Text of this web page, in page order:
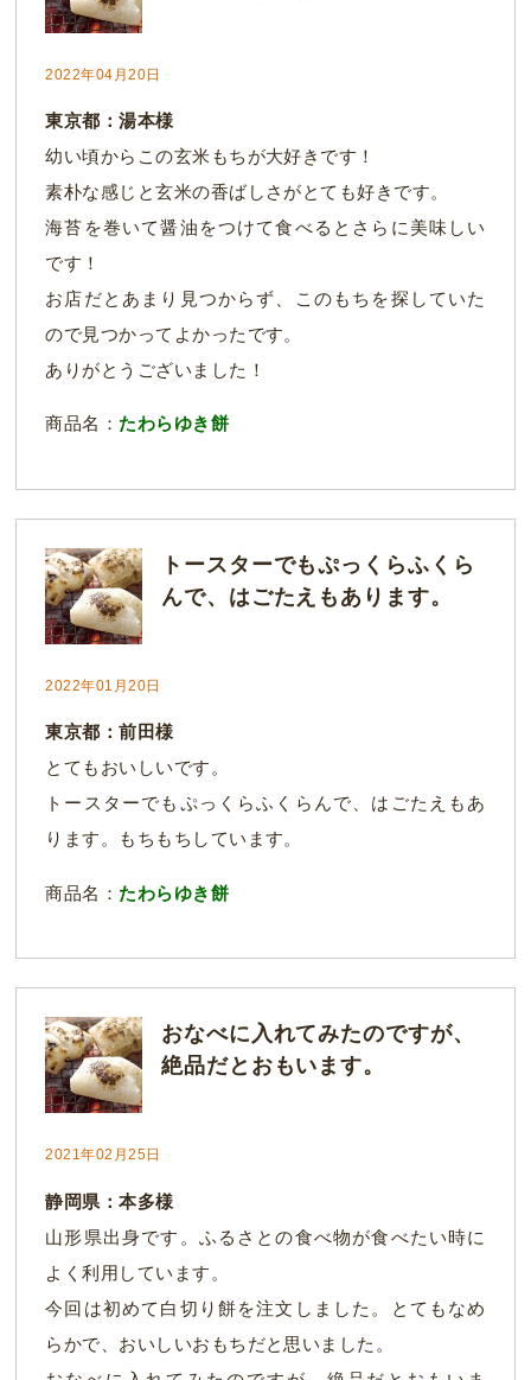
2022年04月20日
東京都：湯本様
幼い頃からこの玄米もちが大好きです！
素朴な感じと玄米の香ばしさがとても好きです。
海苔を巻いて醤油をつけて食べるとさらに美味しい
です！
お店だとあまり見つからず、このもちを探していた
ので見つかってよかったです。
ありがとうございました！
商品名： たわらゆき餅
トースターでもぷっくらふくら
んで、はごたえもあります。
2022年01月20日
東京都：前田様
とてもおいしいです。
トースターでもぷっくらふくらんで、はごたえもあ
ります。もちもちしています。
商品名： たわらゆき餅
おなべに入れてみたのですが、
絶品だとおもいます。
2021年02月25日
静岡県：本多様
山形県出身です。ふるさとの食べ物が食べたい時に
よく利用しています。
今回は初めて白切り餅を注文しました。とてもなめ
らかで、おいしいおもちだと思いました。